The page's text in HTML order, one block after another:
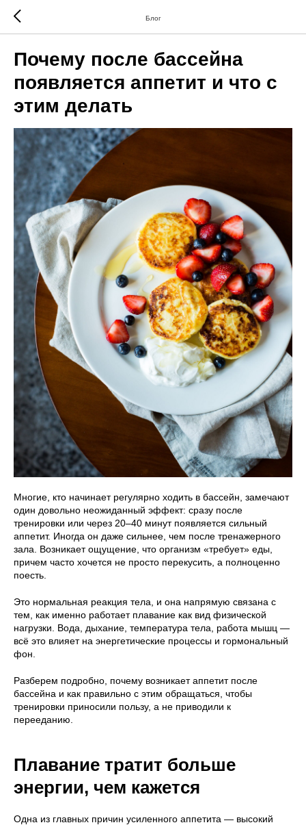
Блог
Почему после бассейна
появляется аппетит и что с
этим делать
Многие, кто начинает регулярно ходить в бассейн, замечают
один довольно неожиданный эффект: сразу после
тренировки или через 20–40 минут появляется сильный
аппетит. Иногда он даже сильнее, чем после тренажерного
зала. Возникает ощущение, что организм «требует» еды,
причем часто хочется не просто перекусить, а полноценно
поесть.
Это нормальная реакция тела, и она напрямую связана с
тем, как именно работает плавание как вид физической
нагрузки. Вода, дыхание, температура тела, работа мышц —
всё это влияет на энергетические процессы и гормональный
фон.
Разберем подробно, почему возникает аппетит после
бассейна и как правильно с этим обращаться, чтобы
тренировки приносили пользу, а не приводили к
перееданию.
Плавание тратит больше
энергии, чем кажется
Одна из главных причин усиленного аппетита — высокий